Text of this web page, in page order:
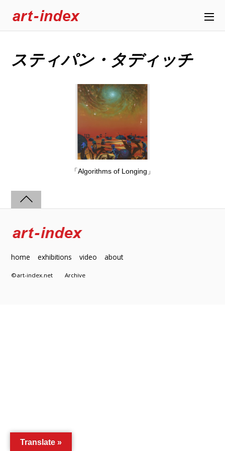
スティパン・タディッチ
「Algorithms of Longing」
home exhibitions video about
©art-index.netArchive
Translate »